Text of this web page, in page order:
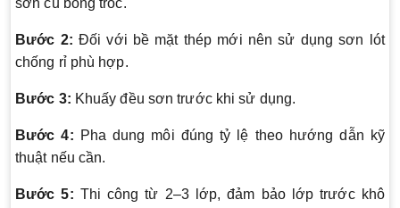
sơn cũ bong tróc.
Bước 2: Đối với bề mặt thép mới nên sử dụng sơn lót
chống rỉ phù hợp.
Bước 3: Khuấy đều sơn trước khi sử dụng.
Bước 4: Pha dung môi đúng tỷ lệ theo hướng dẫn kỹ
thuật nếu cần.
Bước 5: Thi công từ 2–3 lớp, đảm bảo lớp trước khô